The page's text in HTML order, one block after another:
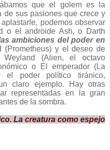
que el golem es la
de sus pasiones que crece y
podemos observar
o el androide Ash, o Darth
ambiciones del poder en
(Prometheus) y el deseo de
Weyland (Alien, el octavo
o El emperador (La
poder político tiránico,
claro ejemplo. Hay otras
representadas en la gran
de la sombra.
La creatura como espejo